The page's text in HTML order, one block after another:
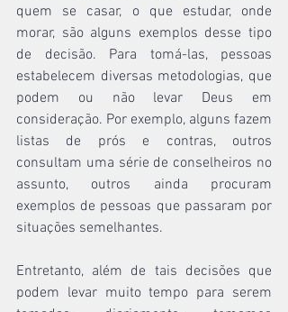
quem se casar, o que estudar, onde
morar, são alguns exemplos desse tipo
de decisão. Para tomá-las, pessoas
estabelecem diversas metodologias, que
podem ou não levar Deus em
consideração. Por exemplo, alguns fazem
listas de prós e contras, outros
consultam uma série de conselheiros no
assunto, outros ainda procuram
exemplos de pessoas que passaram por
situações semelhantes.
Entretanto, além de tais decisões que
podem levar muito tempo para serem